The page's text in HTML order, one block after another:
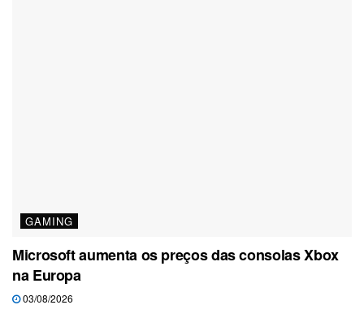
GAMING
Microsoft aumenta os preços das consolas Xbox
na Europa
03/08/2026